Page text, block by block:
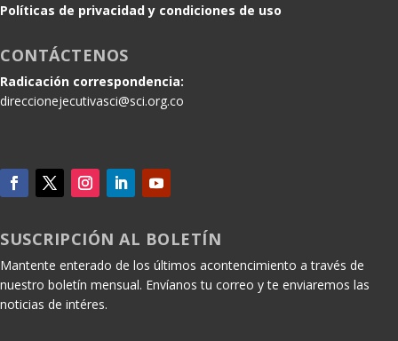
Políticas de privacidad y condiciones de uso
CONTÁCTENOS
Radicación correspondencia:
direccionejecutivasci@sci.org.co
SUSCRIPCIÓN AL BOLETÍN
Mantente enterado de los últimos acontencimiento a través de
nuestro boletín mensual. Envíanos tu correo y te enviaremos las
noticias de intéres.